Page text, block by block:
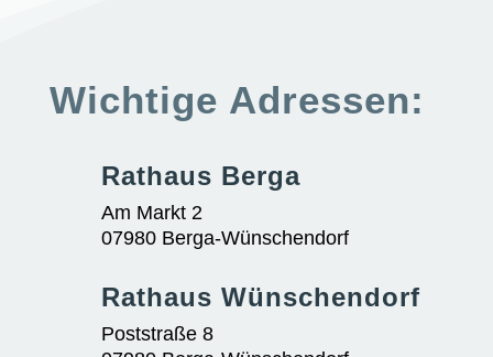
Wichtige Adressen:
Rathaus Berga
Am Markt 2
07980 Berga-Wünschendorf
Rathaus Wünschendorf
Poststraße 8